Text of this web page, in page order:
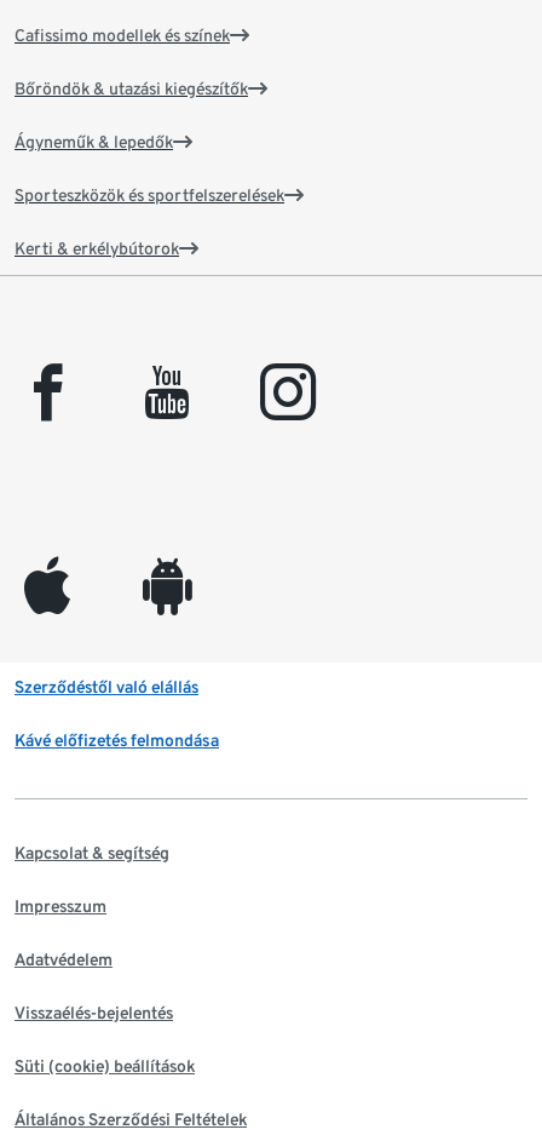
Cafissimo modellek és színek
Bőröndök & utazási kiegészítők
Ágyneműk & lepedők
Sporteszközök és sportfelszerelések
Kerti & erkélybútorok
facebook youtube instagram
appleinc android
Szerződéstől való elállás
Kávé előfizetés felmondása
Kapcsolat & segítség
Impresszum
Adatvédelem
Visszaélés-bejelentés
Süti (cookie) beállítások
Általános Szerződési Feltételek